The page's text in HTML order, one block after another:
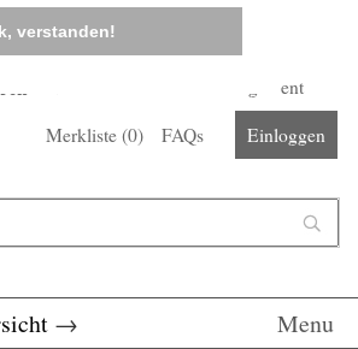
verstanden!
Corona-Management
Merkliste (0) FAQs Einloggen
→ Menu